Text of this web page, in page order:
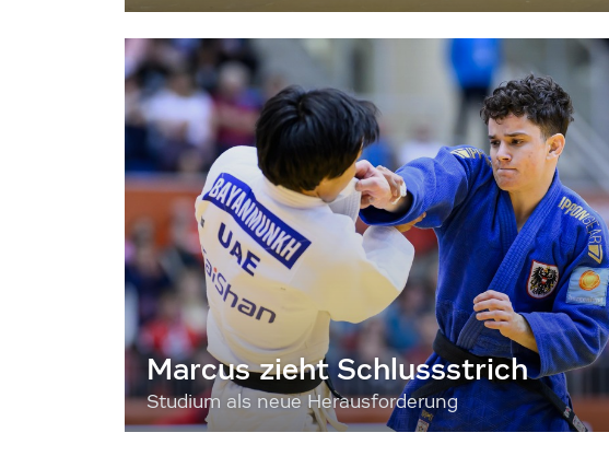
Marcus zieht Schlussstrich
Studium als neue Herausforderung